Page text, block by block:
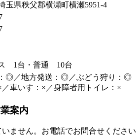
玉県秩父郡横瀬町横瀬5951-4
1台・普通 10台
◎／地方発送：◎／ぶどう狩り：◎
車いす：×／身障者用トイレ：×
案内
ません。お電話でお問合せください